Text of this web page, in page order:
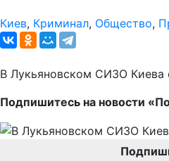
Киев, Криминал, Общество,
В Лукьяновском СИЗО Киева
Подпишитесь на новости